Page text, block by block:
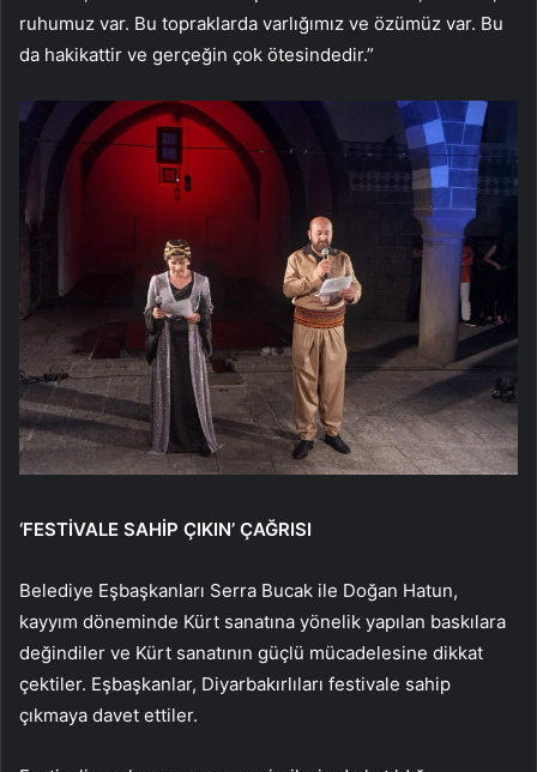
ruhumuz var. Bu topraklarda varlığımız ve özümüz var. Bu
da hakikattir ve gerçeğin çok ötesindedir.”
‘FESTİVALE SAHİP ÇIKIN’ ÇAĞRISI
Belediye Eşbaşkanları Serra Bucak ile Doğan Hatun,
kayyım döneminde Kürt sanatına yönelik yapılan baskılara
değindiler ve Kürt sanatının güçlü mücadelesine dikkat
çektiler. Eşbaşkanlar, Diyarbakırlıları festivale sahip
çıkmaya davet ettiler.